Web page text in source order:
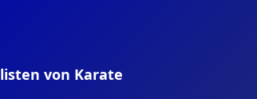
von Karate